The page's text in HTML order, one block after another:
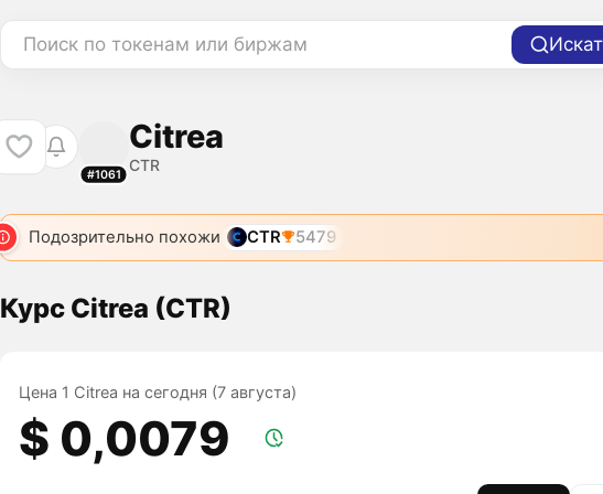
Поиск по токенам или биржам
#1061
Citrea
CTR
Подозрительно похожи CTR 5479
Курс Citrea (CTR)
Цена 1 Citrea на сегодня (7 августа)
$ 0,0079